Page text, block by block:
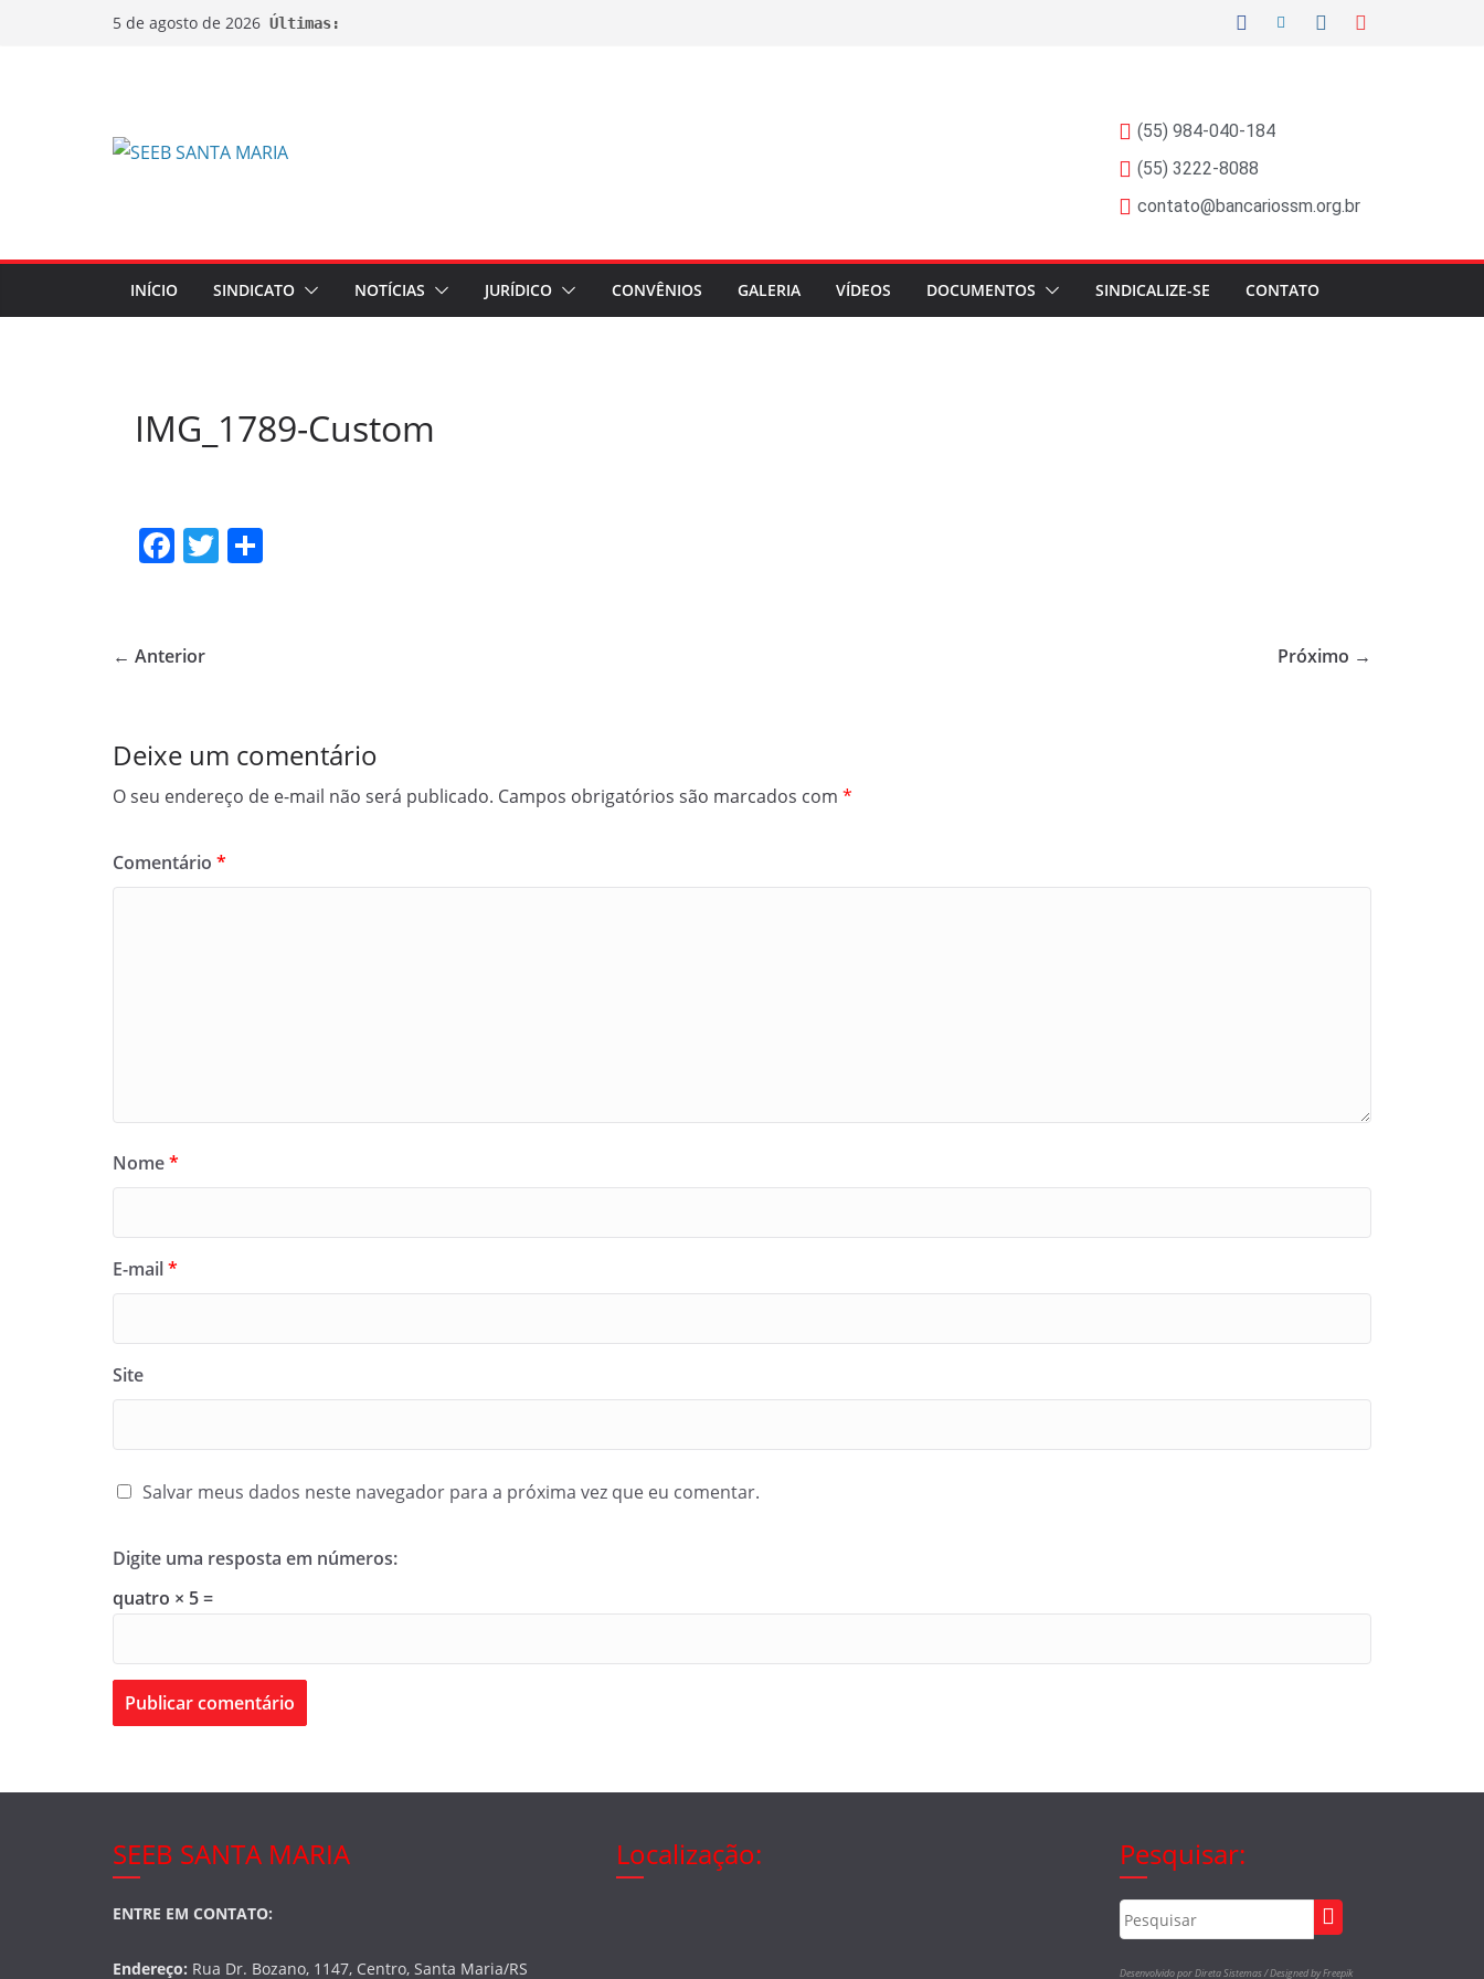
5 de agosto de 2026 Últimas:
(55) 984-040-184
(55) 3222-8088
contato@bancariossm.org.br
INÍCIO SINDICATO NOTÍCIAS JURÍDICO CONVÊNIOS GALERIA VÍDEOS DOCUMENTOS SINDICALIZE-SE CONTATO
IMG_1789-Custom
F
e
o
k
T
← Anterior Próximo →
Deixe um comentário
O seu endereço de e-mail não será publicado. Campos obrigatórios são marcados com *
Comentário *
Nome*
E-mail*
Site
Salvar meus dados neste navegador para a próxima vez que eu comentar.
Digite uma resposta em números:
quatro × 5 =
SEEB SANTA MARIA
ENTRE EM CONTATO:
Endereço: Rua Dr. Bozano, 1147, Centro, Santa Maria/RS
Localização: Pesquisar:
Desenvolvido por Direta Sistemas /Designed by Freepik